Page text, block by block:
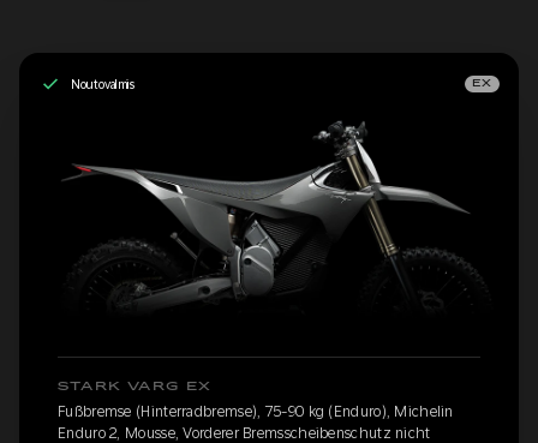
Noutovalmis EX
STARK VARG EX
Fußbremse (Hinterradbremse), 75-90 kg (Enduro), Michelin
Enduro 2, Mousse, Vorderer Bremsscheibenschutz nicht